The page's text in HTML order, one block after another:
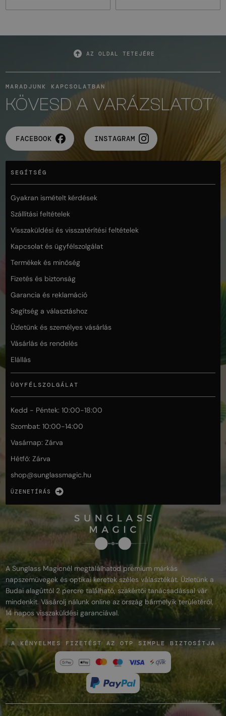
AZ OLDAL TETEJÉRE
MARADJUNK KAPCSOLATBAN
KÖVESD A VARÁZSLATOT
FACEBOOK INSTAGRAM
SEGÍTSÉG
Gyakran ismételt kérdések
Szállítási feltételek
Visszaküldési és visszatérítési feltételek
Kapcsolat és ügyfélszolgálat
Termékek és minőség
Fizetés és biztonság
Garancia és reklamáció
Segítség a választáshoz
Üzletünk és személyes vásárlás
Vásárlás és rendelés
Elállás
ÜGYFÉLSZOLGÁLAT
Kedd - Péntek: 10:00-18:00
Szombat: 10:00-14:00
Vasárnap: Zárva
Hétfő: Zárva
shop@sunglassmagic.hu
ÜZENETÍRÁS
A Sunglass Magicnél megtalálhatod prémium márkás
napszemüvegek és optikai keretek széles választékát. Üzletünk a
Budai alagúttól 2 percre található, szakértői tanácsadással vár
mindenkit. Vásárolj nálunk online az ország bármelyik területéről,
14 napos visszaküldési garanciával.
A KÉNYELMES FIZETÉST AZ OTP SIMPLE BIZTOSÍTJA